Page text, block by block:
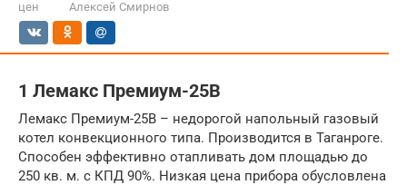
цен
Алексей Смирнов
1 Лемакс Премиум-25B
Лемакс Премиум-25B – недорогой напольный газовый
котел конвекционного типа. Производится в Таганроге.
Способен эффективно отапливать дом площадью до
250 кв. м. с КПД 90%. Низкая цена прибора обусловлена